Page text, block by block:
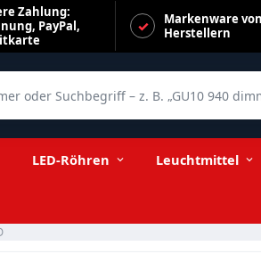
Zahlung:
PayPal,
Markenware
Herstellern
LED-Röhren Leuchtmittel